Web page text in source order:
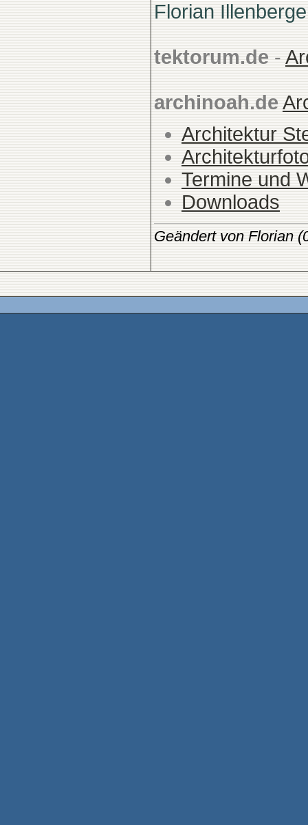
Florian
tektorum.de -
archinoah.de
Architektur
Termine und
Downloads
Geändert von Florian